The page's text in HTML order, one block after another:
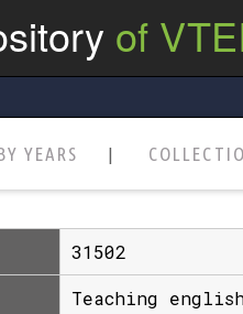
of
YEARS
31502
Teaching